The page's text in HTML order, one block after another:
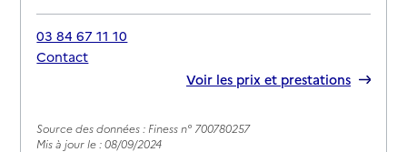
03 84 67 11 10
Contact
Voir les prix et prestations
Source des données : Finess n° 700780257
Mis à jour le : 08/09/2024